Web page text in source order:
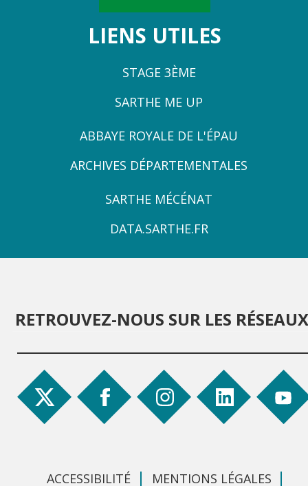
LIENS UTILES
STAGE 3ÈME
SARTHE ME UP
ZONEABBAYE ROYALE DE L'ÉPAU
ARCHIVES DÉPARTEMENTALES
SARTHE MÉCÉNAT
DATA.SARTHE.FR
RETROUVEZ-NOUS SUR LES RÉSEAUX
ACCESSIBILITÉ MENTIONS LÉGALES